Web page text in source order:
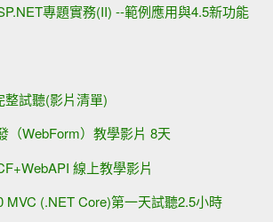
專題實務(II) --範例應用與4.5新功能
整試聽(影片清單)
（WebForm）教學影片 8天
線上教學影片
MVC (.NET Core)第一天試聽2.5小時